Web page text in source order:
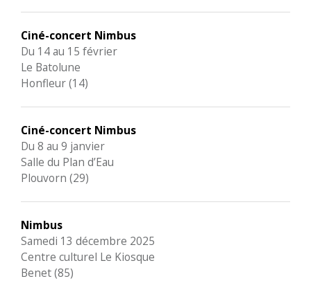
Ciné-concert Nimbus
Du 14 au 15 février
Le Batolune
Honfleur (14)
Ciné-concert Nimbus
Du 8 au 9 janvier
Salle du Plan d’Eau
Plouvorn (29)
Nimbus
Samedi 13 décembre 2025
Centre culturel Le Kiosque
Benet (85)